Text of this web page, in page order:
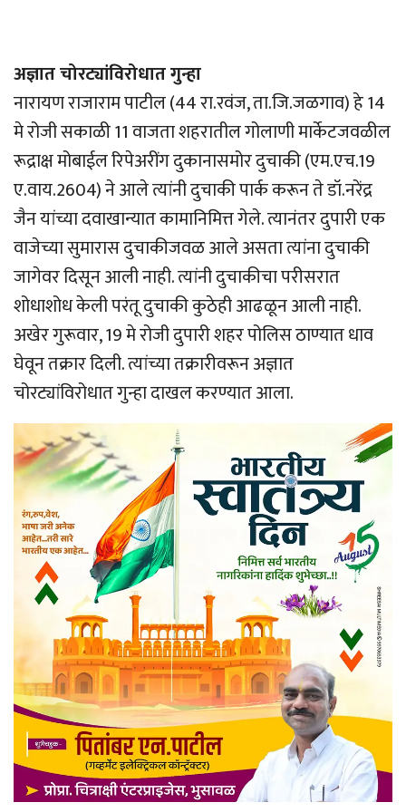
अज्ञात चोरट्यांविरोधात गुन्हा
नारायण राजाराम पाटील (44 रा.रवंज, ता.जि.जळगाव) हे 14
मे रोजी सकाळी 11 वाजता शहरातील गोलाणी मार्केटजवळील
रूद्राक्ष मोबाईल रिपेअरींग दुकानासमोर दुचाकी (एम.एच.19
ए.वाय.2604) ने आले त्यांनी दुचाकी पार्क करून ते डॉ.नरेंद्र
जैन यांच्या दवाखान्यात कामानिमित्त गेले. त्यानंतर दुपारी एक
वाजेच्या सुमारास दुचाकीजवळ आले असता त्यांना दुचाकी
जागेवर दिसून आली नाही. त्यांनी दुचाकीचा परीसरात
शोधाशोध केली परंतू दुचाकी कुठेही आढळून आली नाही.
अखेर गुरूवार, 19 मे रोजी दुपारी शहर पोलिस ठाण्यात धाव
घेवून तक्रार दिली. त्यांच्या तक्रारीवरून अज्ञात
चोरट्यांविरोधात गुन्हा दाखल करण्यात आला.